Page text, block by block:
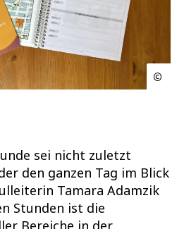
sei nicht zuletzt
den ganzen Tag im Blick
Tamara Adamzik
Stunden ist die